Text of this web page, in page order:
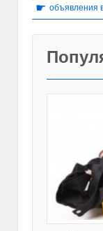
☛ объявления